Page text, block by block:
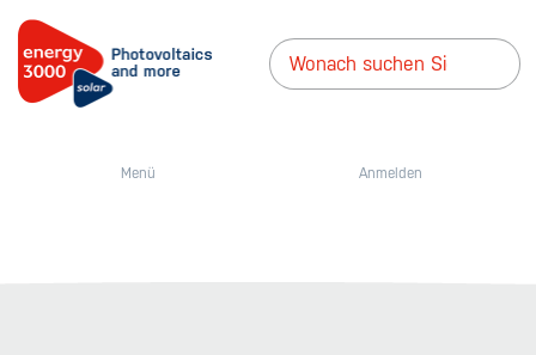
Menü Anmelden